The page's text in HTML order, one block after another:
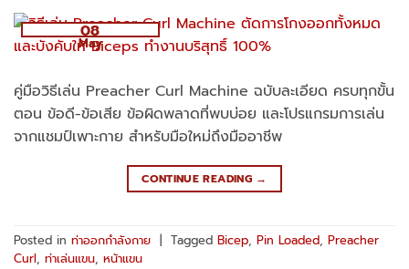
08
May
คู่มือวิธีเล่น Preacher Curl Machine ฉบับละเอียด ครบทุกขั้น
ตอน ข้อดี-ข้อเสีย ข้อผิดพลาดที่พบบ่อย และโปรแกรมการเล่น
จากแชมป์เพาะกาย สำหรับมือใหม่ถึงมืออาชีพ
CONTINUE READING →
Posted in ท่าออกกำลังกาย Tagged Bicep, Pin Loaded, Preacher
Curl, ท่าเล่นแขน, หน้าแขน